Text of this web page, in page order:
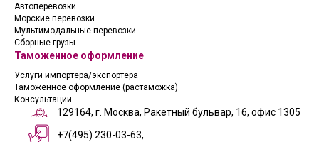
Автоперевозки
Морские перевозки
Мультимодальные перевозки
Сборные грузы
Таможенное оформление
Услуги импортера/экспортера
Таможенное оформление (растаможка)
Консультации
129164, г. Москва, Ракетный бульвар, 16, офис 1305
+7(495) 230-03-63,